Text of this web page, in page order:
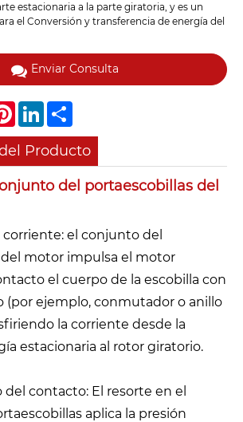
estacionaria a la parte giratoria, y es un
el Conversión y transferencia de energía del
Enviar Consulta
PinterestLinkedIn
Producto
del portaescobillas del
el conjunto del
motor impulsa el motor
el cuerpo de la escobilla con
(por ejemplo, conmutador o anillo
la corriente desde la
estacionaria al rotor giratorio.
contacto: El resorte en el
aplica la presión